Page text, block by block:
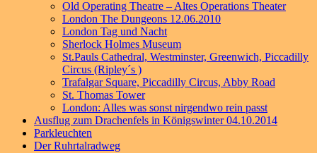
Old Operating Theatre – Altes Operations Theater
London The Dungeons 12.06.2010
London Tag und Nacht
Sherlock Holmes Museum
St.Pauls Cathedral, Westminster, Greenwich, Piccadilly
Circus (Ripley´s )
Trafalgar Square, Piccadilly Circus, Abby Road
St. Thomas Tower
London: Alles was sonst nirgendwo rein passt
Ausflug zum Drachenfels in Königswinter 04.10.2014
Parkleuchten
Der Ruhrtalradweg